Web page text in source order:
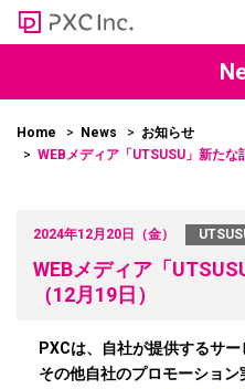
Home News
お知らせ
WEBメディア「UTSUSU」新たな
2024年12月20日（金）
WEBメディア「
（12月19日）
PXCは、自社が提供するサー
その他自社のプロモーション